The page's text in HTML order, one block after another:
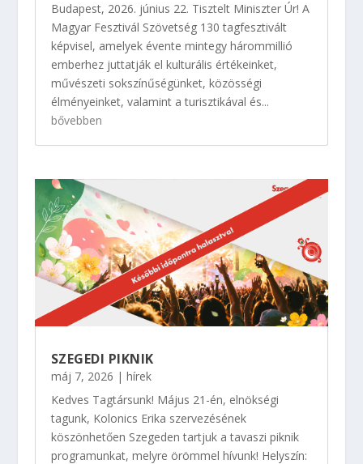
Budapest, 2026. június 22. Tisztelt Miniszter Úr! A
Magyar Fesztivál Szövetség 130 tagfesztivált
képvisel, amelyek évente mintegy hárommillió
emberhez juttatják el kulturális értékeinket,
művészeti sokszínűségünket, közösségi
élményeinket, valamint a turisztikával és...
bővebben
SZEGEDI PIKNIK
máj 7, 2026 | hírek
Kedves Tagtársunk! Május 21-én, elnökségi
tagunk, Kolonics Erika szervezésének
köszönhetően Szegeden tartjuk a tavaszi piknik
programunkat, melyre örömmel hívunk! Helyszín: